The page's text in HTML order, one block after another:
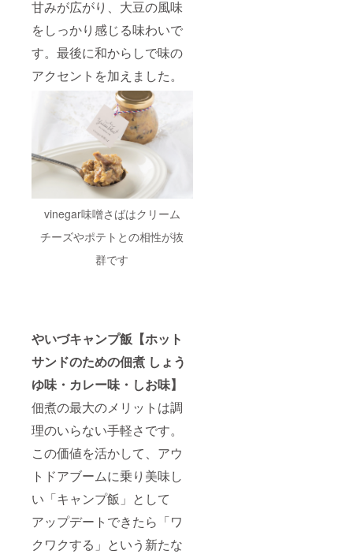
甘みが広がり、大豆の風味
をしっかり感じる味わいで
す。最後に和からしで味の
アクセントを加えました。
vinegar味噌さばはクリーム
チーズやポテトとの相性が抜
群です
やいづキャンプ飯【ホット
サンドのための佃煮 しょう
ゆ味・カレー味・しお味】
佃煮の最大のメリットは調
理のいらない手軽さです。
この価値を活かして、アウ
トドアブームに乗り美味し
い「キャンプ飯」として
アップデートできたら「ワ
クワクする」という新たな